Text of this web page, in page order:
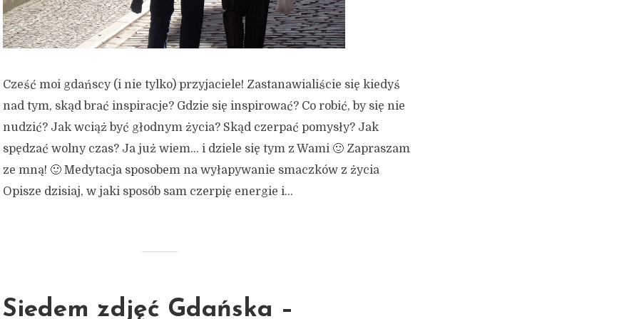
Cześć moi gdańscy (i nie tylko) przyjaciele! Zastanawialiście się kiedyś
nad tym, skąd brać inspiracje? Gdzie się inspirować? Co robić, by się nie
nudzić? Jak wciąż być głodnym życia? Skąd czerpać pomysły? Jak
spędzać wolny czas? Ja już wiem… i dziele się tym z Wami 🙂 Zapraszam
ze mną! 🙂 Medytacja sposobem na wyłapywanie smaczków z życia
Opisze dzisiaj, w jaki sposób sam czerpię energie i...
Siedem zdjęć Gdańska –